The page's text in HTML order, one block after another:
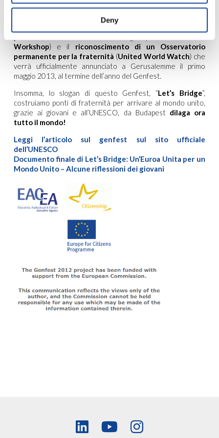
Deny
proposta di patrocinare a livello internazionale,una
“Settimana del Mondo Unito”in cui istituzioni nazionali e
internazionali si impegnino particolarmente ad attuare
Workshop) e il riconoscimento di un Osservatorio
permanente per la fraternità (United World Watch) che
verrà ufficialmente annunciato a Gerusalemme il primo
maggio 2013, al termine dell’anno del Genfest.
Insomma, lo slogan di questo Genfest, “Let’s Bridge”,
costruiamo ponti di fraternità per arrivare al mondo unito,
grazie ai giovani e all’UNESCO, da Budapest dilaga ora
tutto il mondo!
Leggi l’articolo sul genfest sul sito ufficiale
dell’UNESCO
Documento finale di Let’s Bridge: Un’Euroa Unita per un
Mondo Unito – Alcune riflessioni dei giovani